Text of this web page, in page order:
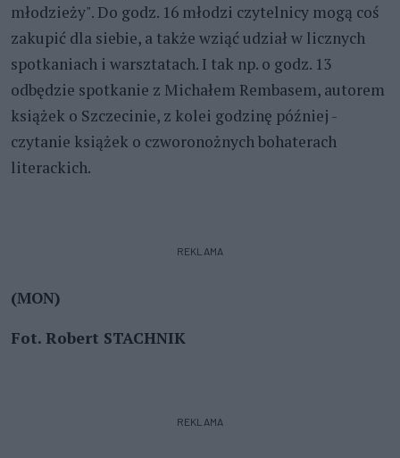
młodzieży". Do godz. 16 młodzi czytelnicy mogą coś
zakupić dla siebie, a także wziąć udział w licznych
spotkaniach i warsztatach. I tak np. o godz. 13
odbędzie spotkanie z Michałem Rembasem, autorem
książek o Szczecinie, z kolei godzinę później -
czytanie książek o czworonożnych bohaterach
literackich.
REKLAMA
(MON)
Fot. Robert STACHNIK
REKLAMA